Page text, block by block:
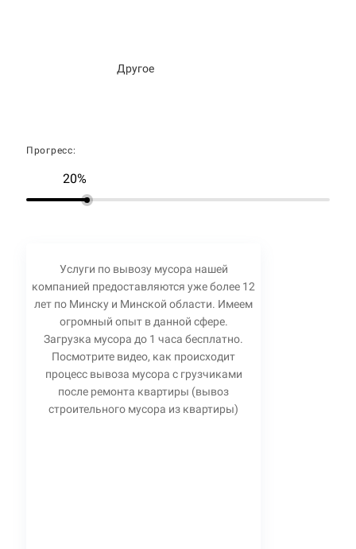
Другое
Прогресс:
20%
Услуги по вывозу мусора нашей
компанией предоставляются уже более 12
лет по Минску и Минской области. Имеем
огромный опыт в данной сфере.
Загрузка мусора до 1 часа бесплатно.
Посмотрите видео, как происходит
процесс вывоза мусора с грузчиками
после ремонта квартиры (вывоз
строительного мусора из квартиры)